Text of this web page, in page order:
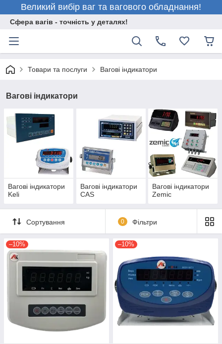
Великий вибір ваг та вагового обладнання!
Сфера вагів - точність у деталях!
Товари та послуги Вагові індикатори
Вагові індикатори
Вагові індикатори
Keli
Вагові індикатори
CAS
Вагові індикатори
Zemic
Сортування 0 Фільтри
–10% –10%